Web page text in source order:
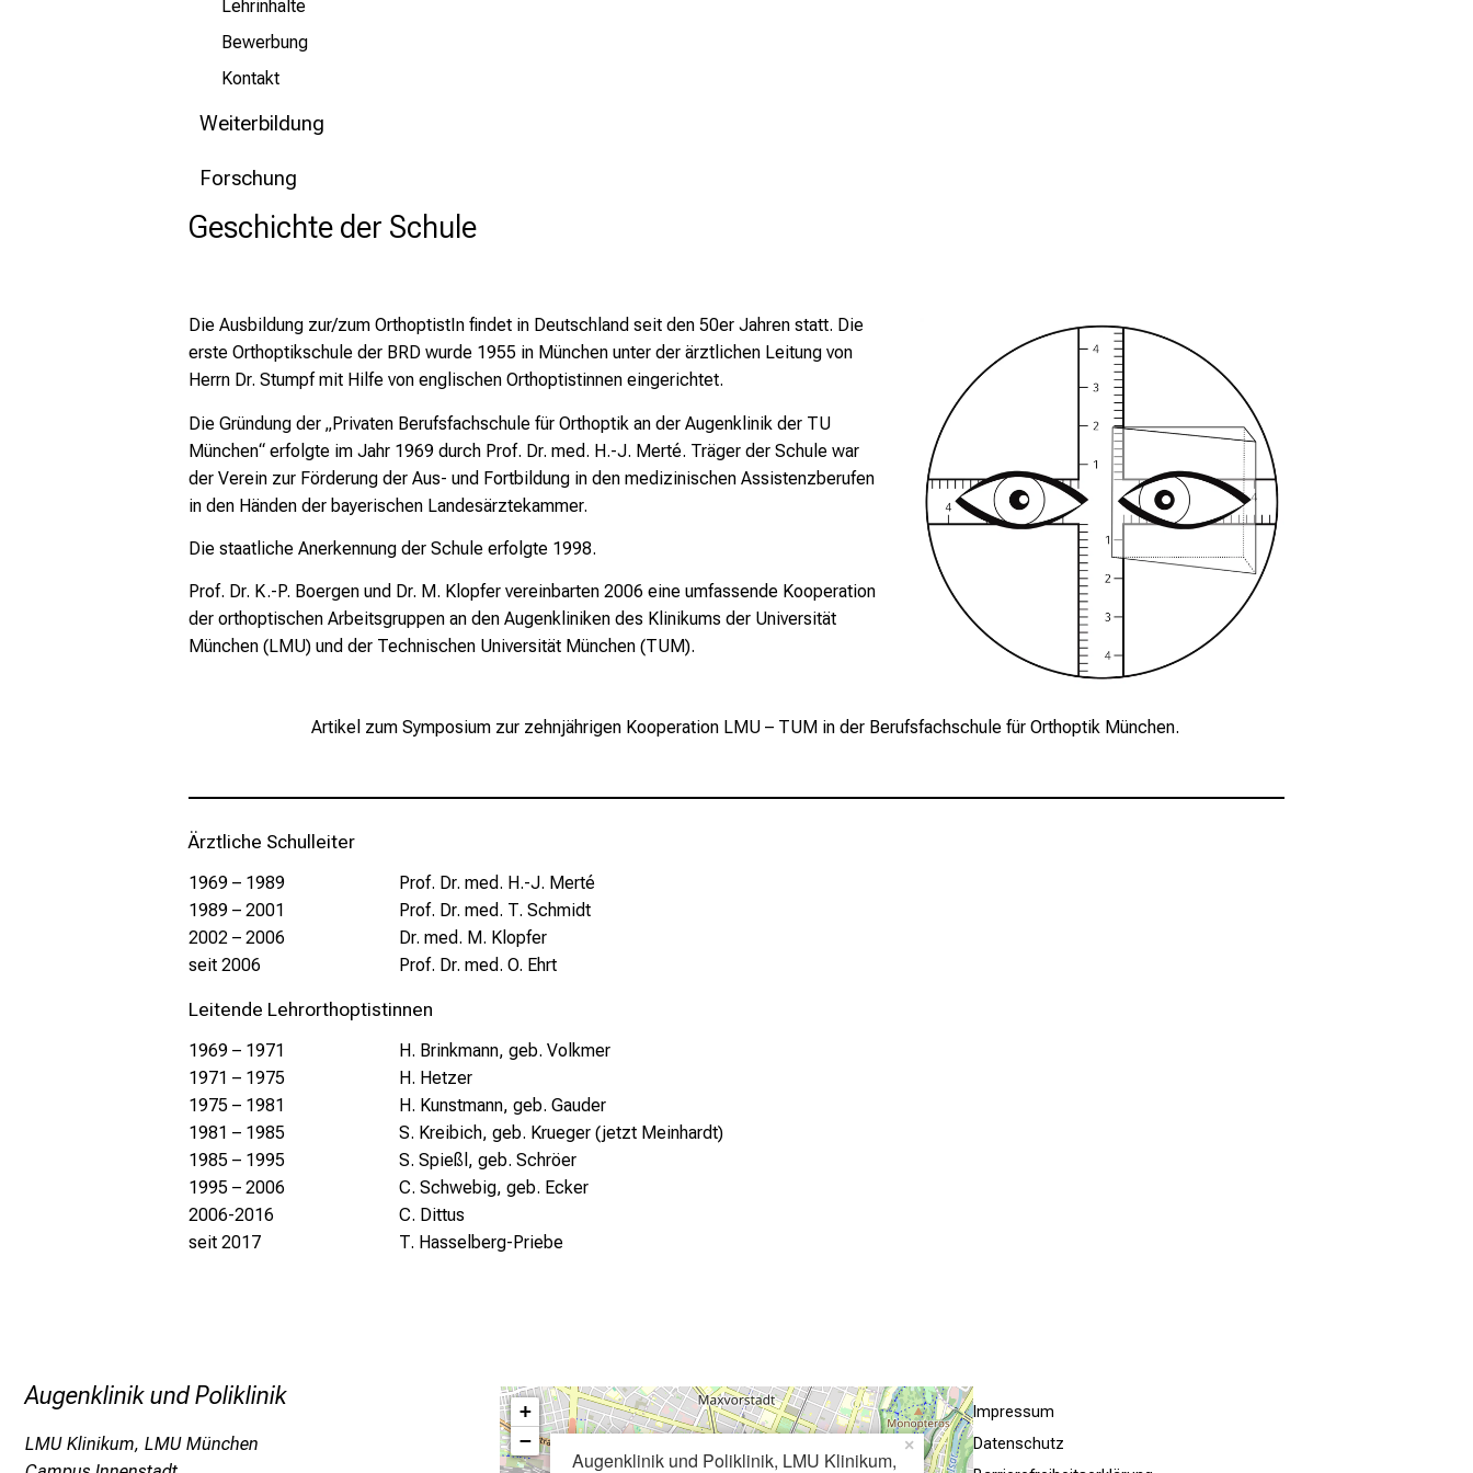
Lehrinhalte
Bewerbung
Kontakt
Weiterbildung
Forschung
Geschichte der Schule
Die Ausbildung zur/zum OrthoptistIn findet in Deutschland seit den 50er Jahren statt. Die
erste Orthoptikschule der BRD wurde 1955 in München unter der ärztlichen Leitung von
Herrn Dr. Stumpf mit Hilfe von englischen Orthoptistinnen eingerichtet.
Die Gründung der „Privaten Berufsfachschule für Orthoptik an der Augenklinik der TU
München“ erfolgte im Jahr 1969 durch Prof. Dr. med. H.-J. Merté. Träger der Schule war
der Verein zur Förderung der Aus- und Fortbildung in den medizinischen Assistenzberufen
in den Händen der bayerischen Landesärztekammer.
Die staatliche Anerkennung der Schule erfolgte 1998.
Prof. Dr. K.-P. Boergen und Dr. M. Klopfer vereinbarten 2006 eine umfassende Kooperation
der orthoptischen Arbeitsgruppen an den Augenkliniken des Klinikums der Universität
München (LMU) und der Technischen Universität München (TUM).
Artikel zum Symposium zur zehnjährigen Kooperation LMU – TUM in der Berufsfachschule für Orthoptik München.
Ärztliche Schulleiter
1969 – 1989
1989 – 2001
2002 – 2006
seit 2006
Prof. Dr. med. H.-J. Merté
Prof. Dr. med. T. Schmidt
Dr. med. M. Klopfer
Prof. Dr. med. O. Ehrt
Leitende Lehrorthoptistinnen
1969 – 1971
1971 – 1975
1975 – 1981
1981 – 1985
1985 – 1995
1995 – 2006
2006-2016
seit 2017
H. Brinkmann, geb. Volkmer
H. Hetzer
H. Kunstmann, geb. Gauder
S. Kreibich, geb. Krueger (jetzt Meinhardt)
S. Spießl, geb. Schröer
C. Schwebig, geb. Ecker
C. Dittus
T. Hasselberg-Priebe
Augenklinik und Poliklinik
LMU Klinikum, LMU München
Augenklinik und Poliklinik, LMU Klinikum,
×
+
−
Impressum
Datenschutz